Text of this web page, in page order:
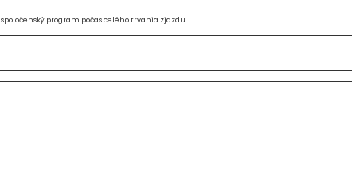
program počas celého trvania zjazdu